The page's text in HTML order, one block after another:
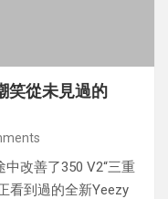
笑從未見過的
改善了350 V2“三重
看到過的全新Yeezy